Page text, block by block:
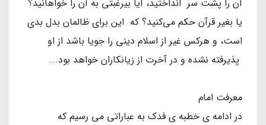
آن را پشت سر انداختید، آیا بیرغبتی به آن را خواهانید؟
یا بغیر قرآن حکم می‌کنید؟ که این برای ظالمان بدل بدی
است، و هرکس غیر از اسلام دینی را جویا باشد از او
پذیرفته نشده و در آخرت از زیانکاران خواهد بود...
معرفت امام
در ادامه ی خطبه ی فدک به عباراتی می رسیم که